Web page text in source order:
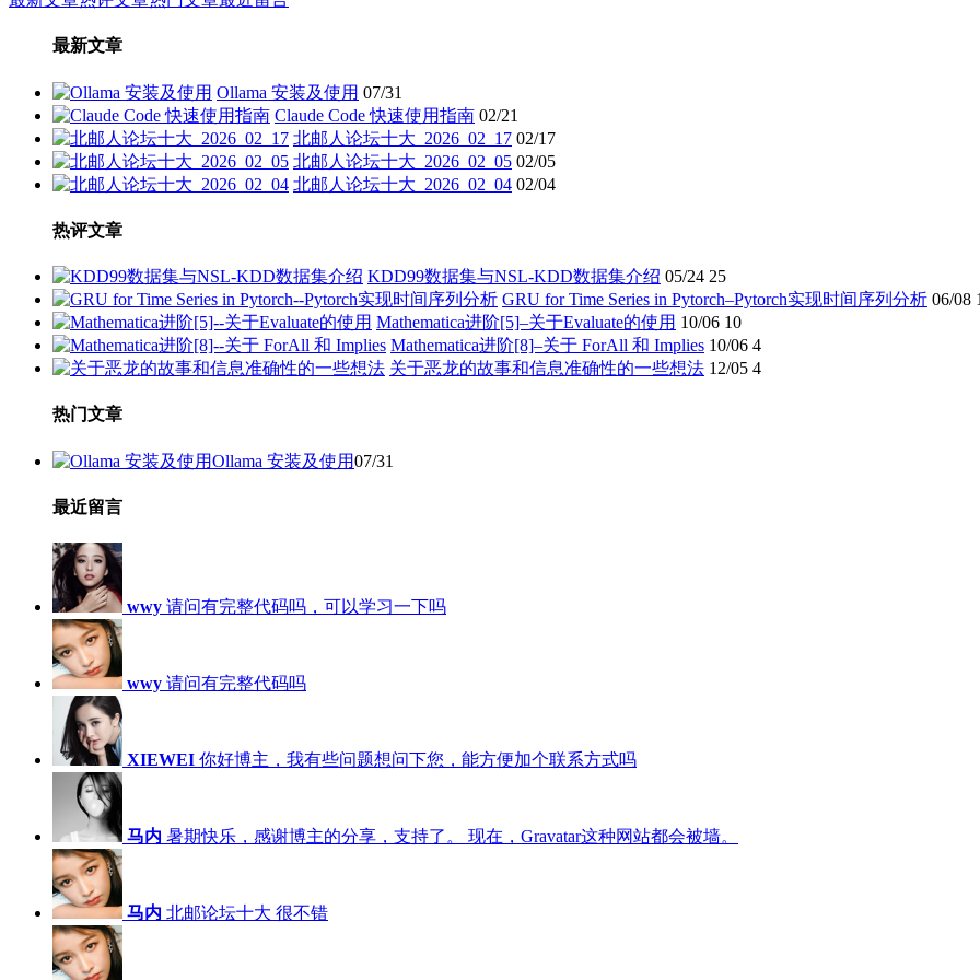
最新文章
Ollama 安装及使用 07/31
Claude Code 快速使用指南 02/21
北邮人论坛十大_2026_02_17 02/17
北邮人论坛十大_2026_02_05 02/05
北邮人论坛十大_2026_02_04 02/04
热评文章
KDD99数据集与NSL-KDD数据集介绍 05/24 25
GRU for Time Series in Pytorch–Pytorch实现时间序列分析 06/08
Mathematica进阶[5]–关于Evaluate的使用 10/06 10
Mathematica进阶[8]–关于 ForAll 和 Implies 10/06 4
关于恶龙的故事和信息准确性的一些想法 12/05 4
热门文章
Ollama 安装及使用07/31
最近留言
wwy 请问有完整代码吗，可以学习一下吗
wwy 请问有完整代码吗
XIEWEI 你好博主，我有些问题想问下您，能方便加个联系方式吗
马内 暑期快乐，感谢博主的分享，支持了。 现在，Gravatar这种网站都会被墙。
马内 北邮论坛十大 很不错